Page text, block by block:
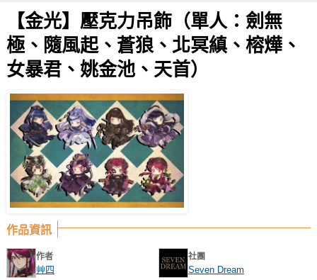
攤位轉讓區
會員功能選單
會員中心
登入
【金光】壓克力吊飾（單人：劍無
極、隨風起、蒼狼、北冥縝、榕燁、
女暴君、姚金池、天首）
作品資訊
作者
艸四
社團
Seven Dream